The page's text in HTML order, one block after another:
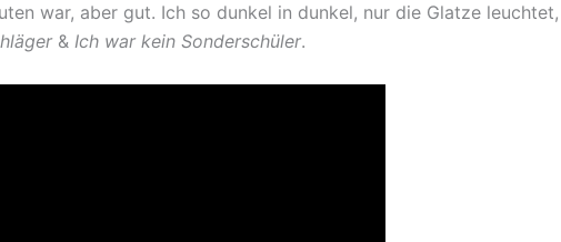
war, aber gut. Ich so dunkel in dunkel, nur die Glatze
& Ich war kein Sonderschüler.